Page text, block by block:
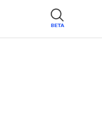
BETA